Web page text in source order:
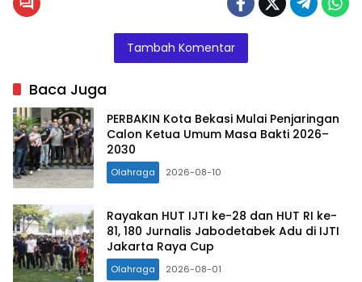
Tambah Komentar
Baca Juga
PERBAKIN Kota Bekasi Mulai Penjaringan
Calon Ketua Umum Masa Bakti 2026–
2030
Olahraga 2026-08-10
Rayakan HUT IJTI ke-28 dan HUT RI ke-
81, 180 Jurnalis Jabodetabek Adu di IJTI
Jakarta Raya Cup
Olahraga 2026-08-01